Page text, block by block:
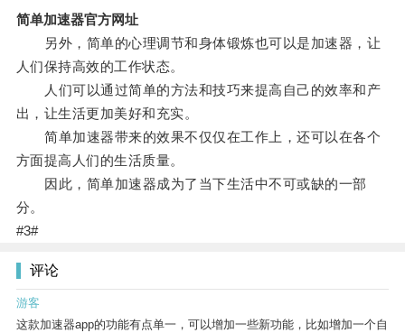
简单加速器官方网址
另外，简单的心理调节和身体锻炼也可以是加速器，让
人们保持高效的工作状态。
人们可以通过简单的方法和技巧来提高自己的效率和产
出，让生活更加美好和充实。
简单加速器带来的效果不仅仅在工作上，还可以在各个
方面提高人们的生活质量。
因此，简单加速器成为了当下生活中不可或缺的一部
分。
#3#
评论
游客
这款加速器app的功能有点单一，可以增加一些新功能，比如增加一个自